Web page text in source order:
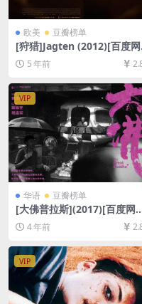
欧美 豆瓣榜单
[狩猎]Jagten (2012)[百度网
盘+夸克网盘+迅雷云盘资源
80P超清未删减][MP4/
[中英字幕]
5 年前
VIP
华语 豆瓣榜单
[大佛普拉斯](2017)[百度网
+夸克网盘+迅雷云盘资源1080
P超清未删减][MP4/7.2GB][
4 年前
VIP